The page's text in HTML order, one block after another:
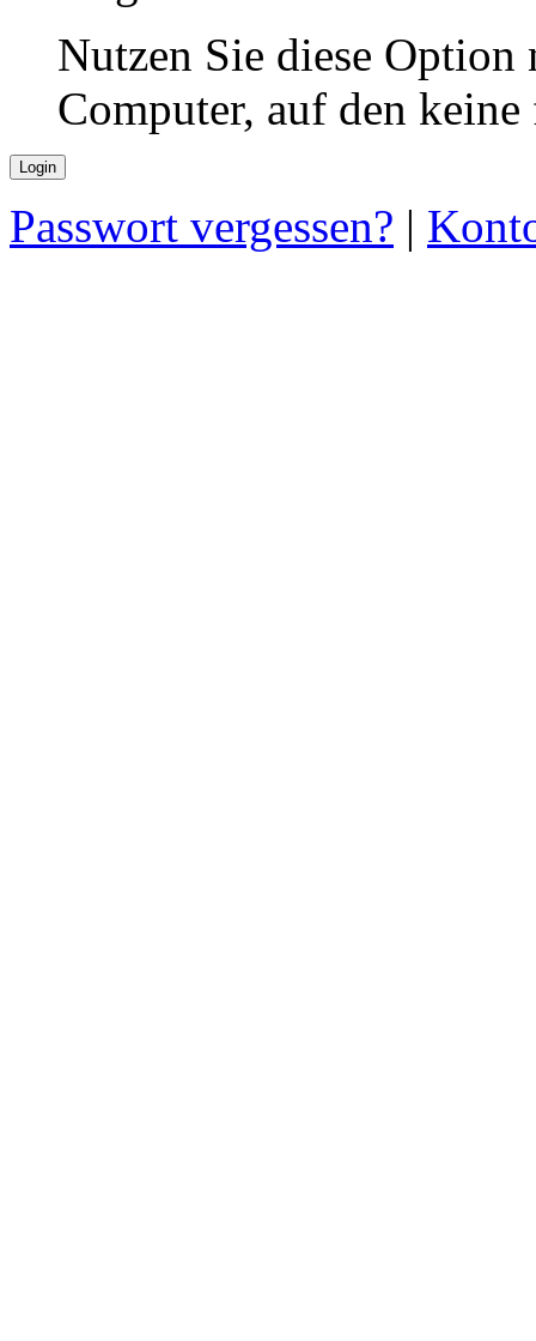
Nutzen Sie diese
Computer, auf den
Passwort vergessen? |